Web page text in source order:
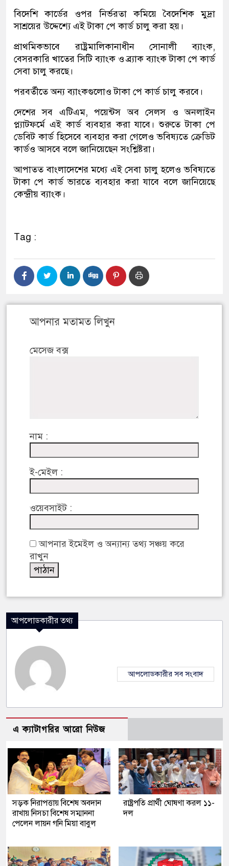
বিদেশি কার্ডের ওপর নির্ভরতা কমিয়ে বৈদেশিক মুদ্রা
সাশ্রয়ের উদ্দেশ্যে এই টাকা পে কার্ড চালু করা হয়।
প্রাথমিকভাবে রাষ্ট্রমালিকানাধীন সোনালী ব্যাংক,
বেসরকারি খাতের সিটি ব্যাংক ও ব্র্যাক ব্যাংক টাকা পে কার্ড
সেবা চালু করছে।
পরবর্তীতে অন্য ব্যাংকগুলোও টাকা পে কার্ড চালু করবে।
দেশের সব এটিএম, পয়েন্টস অব সেলস ও অনলাইন
প্ল্যাটফর্মে এই কার্ড ব্যবহার করা যাবে। শুরুতে টাকা পে
ডেবিট কার্ড হিসেবে ব্যবহার করা গেলেও ভবিষ্যতে ক্রেডিট
কার্ডও আসবে বলে জানিয়েছেন সংশ্লিষ্টরা।
আপাতত বাংলাদেশের মধ্যে এই সেবা চালু হলেও ভবিষ্যতে
টাকা পে কার্ড ভারতে ব্যবহার করা যাবে বলে জানিয়েছে
কেন্দ্রীয় ব্যাংক।
Tag :
আপনার মতামত লিখুন
মেসেজ বক্স
নাম :
ই-মেইল :
ওয়েবসাইট :
আপনার ইমেইল ও অন্যান্য তথ্য সঞ্চয় করে
রাখুন
আপলোডকারীর তথ্য
আপলোডকারীর সব সংবাদ
এ ক্যাটাগরির আরো নিউজ
সড়ক নিরাপত্তায় বিশেষ অবদান
রাখায় নিসচা বিশেষ সম্মাননা
পেলেন লায়ন গনি মিয়া বাবুল
রাষ্ট্রপতি প্রার্থী ঘোষণা করল ১১-
দল